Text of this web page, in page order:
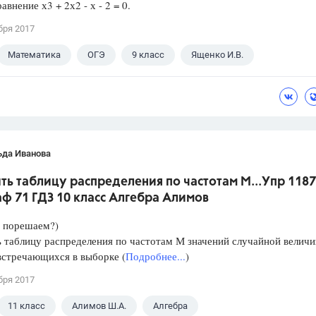
х3 + 2х2 - х - 2 = 0.
2017
Математика ОГЭ 9 класс Ященко И.В.
Иванова
таблицу распределения по частотам М...Упр 1187
71 ГДЗ 10 класс Алгебра Алимов
порешаем?)
таблицу распределения по частотам М значений случайной
в выборке (Подробнее...)
2017
11 класс Алимов Ш.А. Алгебра